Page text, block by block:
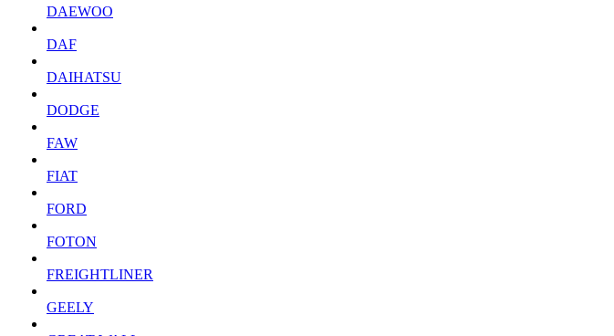
DAEWOO
DAF
DAIHATSU
DODGE
FAW
FIAT
FORD
FOTON
FREIGHTLINER
GEELY